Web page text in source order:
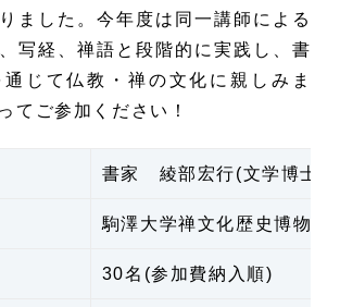
ました。今年度は同一講師による
写経、禅語と段階的に実践し、書
じて仏教・禅の文化に親しみま
てご参加ください！
書家 綾部宏行(文学博士・
駒澤大学禅文化歴史博物館
30名(参加費納入順)